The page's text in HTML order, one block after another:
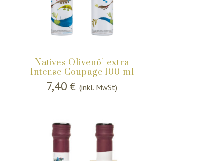
Natives Olivenöl extra
Intense Coupage 100 ml
7,40 € (inkl. MwSt)